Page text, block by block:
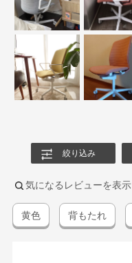
絞り込み
気になるレビューを表示
黄色 背もたれ